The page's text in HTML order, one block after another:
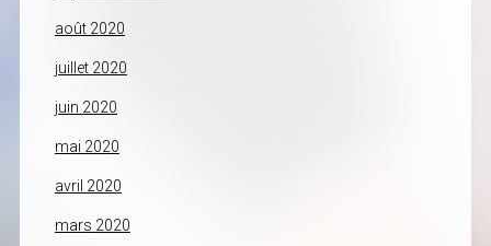
août 2020
juillet 2020
juin 2020
mai 2020
avril 2020
mars 2020